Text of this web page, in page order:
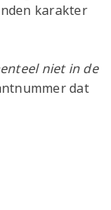
karakter
niet in de
dat